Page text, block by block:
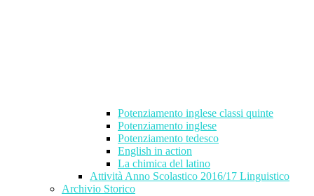
Potenziamento inglese classi quinte
Potenziamento inglese
Potenziamento tedesco
English in action
La chimica del latino
Attività Anno Scolastico 2016/17 Linguistico
Archivio Storico